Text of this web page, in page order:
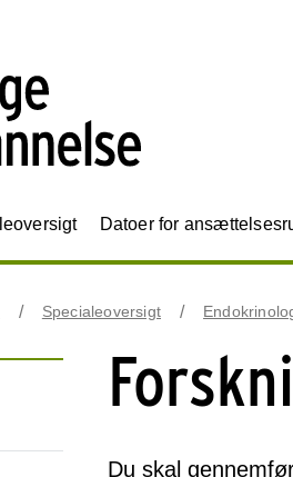
Datoer for
Specialeoversigt
Du skal